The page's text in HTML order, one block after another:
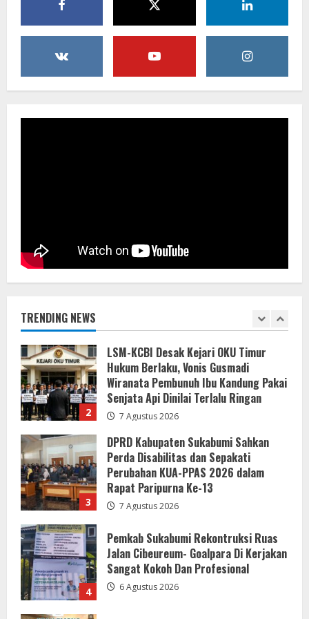
TRENDING NEWS
Jalan Cibeureum- Goalpara Di Kerjakan
Sangat Kokoh Dan Profesional
Mengabdi Tanpa Pamrih, Abah Emong
Masjid YAMQU Diberangkatkan Umrah
2
LSM-KCBI Desak Kejari OKU Timur
3
DPRD Kabupaten Sukabumi Sahkan
Perda Disabilitas dan Sepakati
Perubahan KUA-PPAS 2026 dalam
Rapat Paripurna Ke-13
7 Agustus 2026
4
Pemkab Sukabumi Rekontruksi Ruas
Jalan Cibeureum- Goalpara Di Kerjakan
Sangat Kokoh Dan Profesional
6 Agustus 2026
5
Mengabdi Tanpa Pamrih, Abah Emong
(81) Penjaga Pondok dan Marbot
Masjid YAMQU Diberangkatkan Umrah
6 Agustus 2026